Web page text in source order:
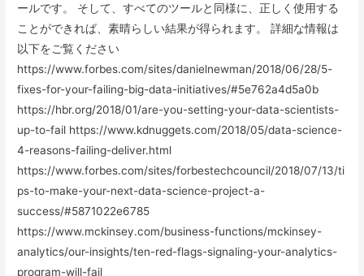
ールです。 そして、すべてのツールと同様に、正しく使用する
ことができれば、素晴らしい結果が得られます。 詳細な情報は
以下をご覧ください
https://www.forbes.com/sites/danielnewman/2018/06/28/5-
fixes-for-your-failing-big-data-initiatives/#5e762a4d5a0b
https://hbr.org/2018/01/are-you-setting-your-data-scientists-
up-to-fail https://www.kdnuggets.com/2018/05/data-science-
4-reasons-failing-deliver.html
https://www.forbes.com/sites/forbestechcouncil/2018/07/13/ti
ps-to-make-your-next-data-science-project-a-
success/#5871022e6785
https://www.mckinsey.com/business-functions/mckinsey-
analytics/our-insights/ten-red-flags-signaling-your-analytics-
program-will-fail